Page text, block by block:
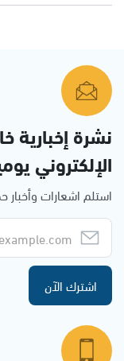
نشرة إخبارية
الإلكتروني
استلم اشعارات
اشترك الآن